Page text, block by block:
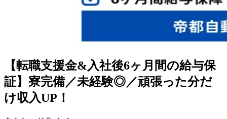
【転職支援金&入社後6ヶ月間の給与保
証】寮完備／未経験◎／頑張った分だ
け収入UP！